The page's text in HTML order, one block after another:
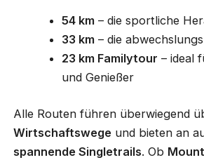
54 km – die sportliche
33 km – die
23 km Familytour – ideal
und Genießer
Alle Routen führen überwiegend
Wirtschaftswege und bieten an
spannende Singletrails. Ob